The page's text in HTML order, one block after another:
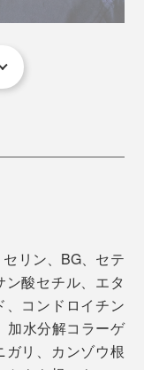
ソテラピーでも使
にこだわり、ナチ
やトレーナーにも
表理事
究員
養学）
休養研究の第一人
ぐ！健康指導に活
学；あなたを疲れ
はありませんが、
和感があるなと
だけでも違いま
用。
くなってきたころ
ーマンスが復活。
翌日もいい感じ！
リン、BG、セテ
酸セチル、エタ
、コンドロイチン
加水分解コラーゲ
ガリ、カンゾウ根